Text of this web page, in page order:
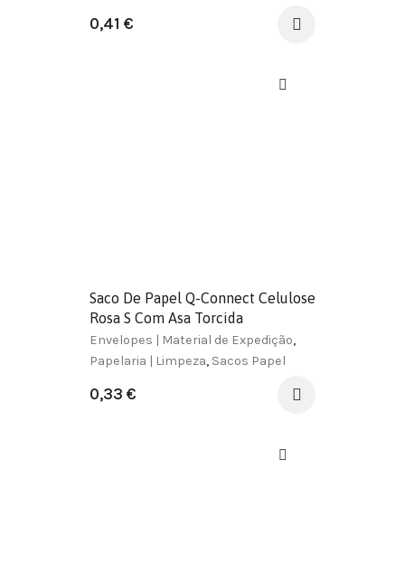
0,41 €
Saco De Papel Q-Connect Celulose
Rosa S Com Asa Torcida
240X320X10 Mm
Envelopes | Material de Expedição,
Papelaria | Limpeza, Sacos Papel
0,33 €